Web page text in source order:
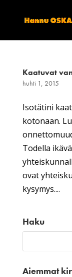
Kaatuvat
huhti 1, 2015
Isotätini
kotonaan.
Todella
ovat
kysymys....
Haku
Aiemmat